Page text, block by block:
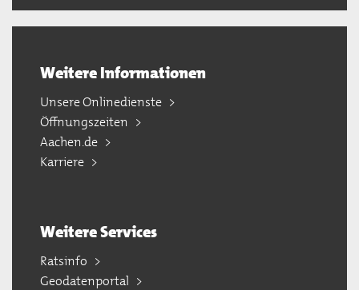
Weitere Informationen
Unsere Onlinedienste
Öffnungszeiten
Aachen.de
Karriere
Weitere Services
Ratsinfo
Geodatenportal